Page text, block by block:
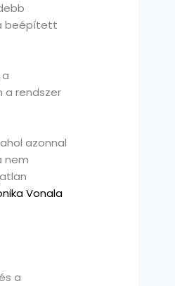
beépített
a rendszer
azonnal
nem
Vonala
a